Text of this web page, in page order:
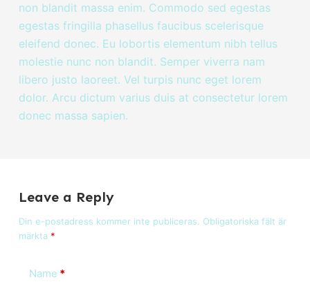
non blandit massa enim. Commodo sed egestas
egestas fringilla phasellus faucibus scelerisque
eleifend donec. Eu lobortis elementum nibh tellus
molestie nunc non blandit. Semper viverra nam
libero justo laoreet. Vel turpis nunc eget lorem
dolor. Arcu dictum varius duis at consectetur lorem
donec massa sapien.
Leave a Reply
Din e-postadress kommer inte publiceras. Obligatoriska fält är
märkta *
Name *